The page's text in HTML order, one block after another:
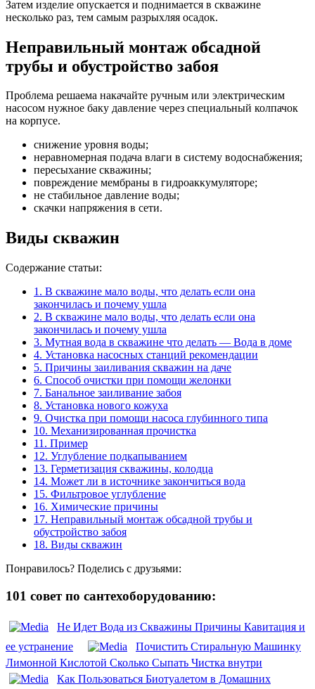
Затем изделие опускается и поднимается в скважине
несколько раз, тем самым разрыхляя осадок.
Неправильный монтаж обсадной
трубы и обустройство забоя
Проблема решаема накачайте ручным или электрическим
насосом нужное баку давление через специальный колпачок
на корпусе.
снижение уровня воды;
неравномерная подача влаги в систему водоснабжения;
пересыхание скважины;
повреждение мембраны в гидроаккумуляторе;
не стабильное давление воды;
скачки напряжения в сети.
Виды скважин
Содержание статьи:
1. В скважине мало воды, что делать если она
закончилась и почему ушла
2. В скважине мало воды, что делать если она
закончилась и почему ушла
3. Мутная вода в скважине что делать — Вода в доме
4. Установка насосных станций рекомендации
5. Причины заиливания скважин на даче
6. Способ очистки при помощи желонки
7. Банальное заиливание забоя
8. Установка нового кожуха
9. Очистка при помощи насоса глубинного типа
10. Механизированная прочистка
11. Пример
12. Углубление подкапыванием
13. Герметизация скважины, колодца
14. Может ли в источнике закончиться вода
15. Фильтровое углубление
16. Химические причины
17. Неправильный монтаж обсадной трубы и
обустройство забоя
18. Виды скважин
Понравилось? Поделись с друзьями:
101 совет по сантехоборудованию:
Не Идет Вода из Скважины Причины Кавитация и
ее устранение
Почистить Стиральную Машинку
Лимонной Кислотой Сколько Сыпать Чистка внутри
Как Пользоваться Биотуалетом в Домашних